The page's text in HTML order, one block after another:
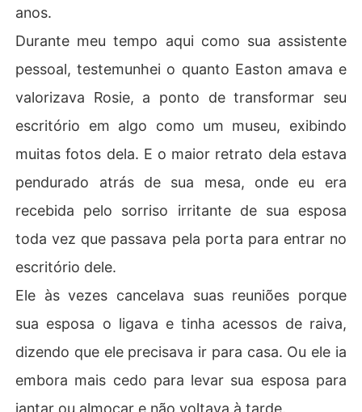
anos.
Durante meu tempo aqui como sua assistente
pessoal, testemunhei o quanto Easton amava e
valorizava Rosie, a ponto de transformar seu
escritório em algo como um museu, exibindo
muitas fotos dela. E o maior retrato dela estava
pendurado atrás de sua mesa, onde eu era
recebida pelo sorriso irritante de sua esposa
toda vez que passava pela porta para entrar no
escritório dele.
Ele às vezes cancelava suas reuniões porque
sua esposa o ligava e tinha acessos de raiva,
dizendo que ele precisava ir para casa. Ou ele ia
embora mais cedo para levar sua esposa para
jantar ou almoçar e não voltava à tarde.